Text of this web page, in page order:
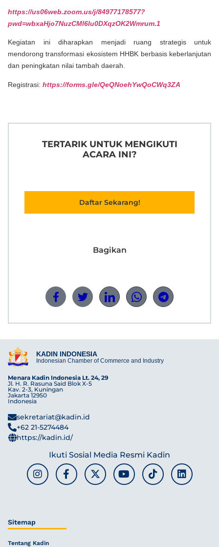
https://us06web.zoom.us/j/84977178577?
pwd=wbxaHjo7NuzCMl6Iu0DXqzOK2Wmrum.1
Kegiatan ini diharapkan menjadi ruang strategis untuk
mendorong transformasi ekosistem HHBK berbasis keberlanjutan
dan peningkatan nilai tambah daerah.
Registrasi: https://forms.gle/QeQNoehYwQoCWq3ZA
TERTARIK UNTUK MENGIKUTI
ACARA INI?
Daftar Sekarang!
Bagikan
KADIN INDONESIA
Indonesian Chamber of Commerce and Industry
Menara Kadin Indonesia Lt. 24, 29
Jl. H. R. Rasuna Said Blok X-5
Kav. 2-3, Kuningan
Jakarta 12950
Indonesia
sekretariat@kadin.id
+62 21-5274484
https://kadin.id/
Ikuti Sosial Media Resmi Kadin
Sitemap
Tentang Kadin